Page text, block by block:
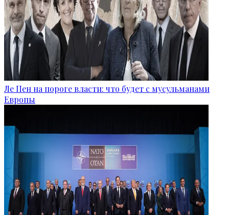
Ле Пен на пороге власти: что будет с мусульманами
Европы